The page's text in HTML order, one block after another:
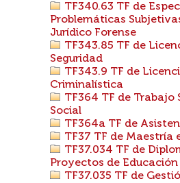
TF340.63 TF de
Problemáticas
Jurídico Forense
TF343.85 TF de
Seguridad
TF343.9 TF de
Criminalística
TF364 TF de Trabajo
Social
TF364a TF de
TF37 TF de Maestría
TF37.034 TF de
Proyectos de Educación
TF37.035 TF de